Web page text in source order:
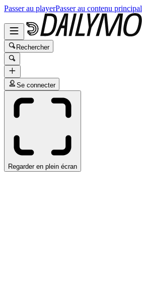
Passer au playerPasser au contenu principal
Rechercher
Se connecter
Regarder en plein écran